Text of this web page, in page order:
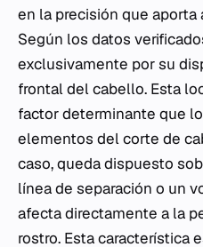
en la precisión que
Según los datos
exclusivamente por su
frontal del cabello. Esta
factor determinante que
elementos del corte de
caso, queda dispuesto
línea de separación o un
afecta directamente a la
rostro. Esta característica